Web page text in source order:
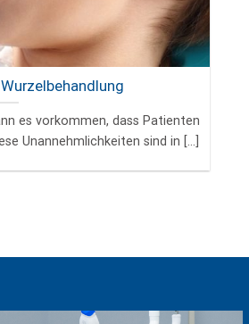
es vorkommen, dass Patienten
Unannehmlichkeiten sind in [...]